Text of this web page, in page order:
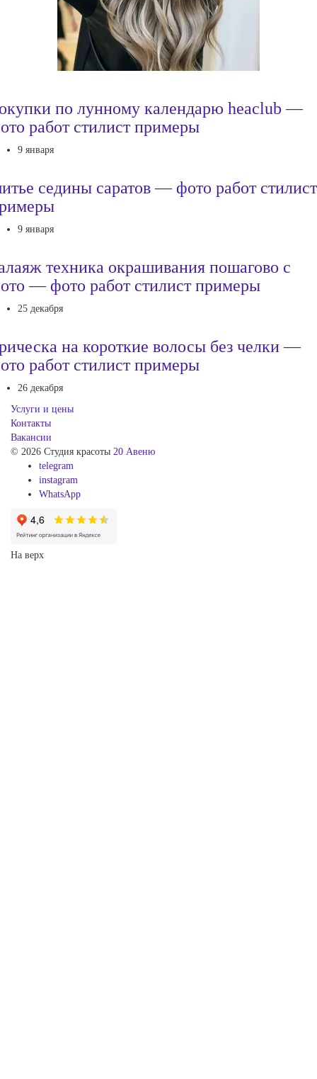
по лунному календарю heaclub —
работ стилист примеры
9 января
седины саратов — фото работ стилист
9 января
техника окрашивания пошагово с
— фото работ стилист примеры
25 декабря
на короткие волосы без челки —
работ стилист примеры
26 декабря
Услуги и цены
Контакты
Вакансии
© 2026 Студия красоты 20 Авеню
telegram
instagram
WhatsApp
На верх